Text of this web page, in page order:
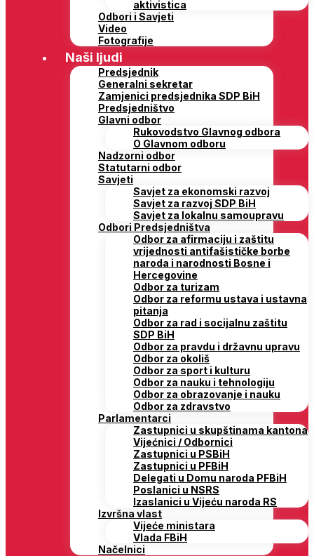
aktivistica
Odbori i Savjeti
Video
Fotografije
Naši ljudi
Predsjednik
Generalni sekretar
Zamjenici predsjednika SDP BiH
Predsjedništvo
Glavni odbor
Rukovodstvo Glavnog odbora
O Glavnom odboru
Nadzorni odbor
Statutarni odbor
Savjeti
Savjet za ekonomski razvoj
Savjet za razvoj SDP BiH
Savjet za lokalnu samoupravu
Odbori Predsjedništva
Odbor za afirmaciju i zaštitu
vrijednosti antifašističke borbe
naroda i narodnosti Bosne i
Hercegovine
Odbor za turizam
Odbor za reformu ustava i ustavna
pitanja
Odbor za rad i socijalnu zaštitu
SDP BiH
Odbor za pravdu i državnu upravu
Odbor za okoliš
Odbor za sport i kulturu
Odbor za nauku i tehnologiju
Odbor za obrazovanje i nauku
Odbor za zdravstvo
Parlamentarci
Zastupnici u skupštinama kantona
Vijećnici / Odbornici
Zastupnici u PSBiH
Zastupnici u PFBiH
Delegati u Domu naroda PFBiH
Poslanici u NSRS
Izaslanici u Vijeću naroda RS
Izvršna vlast
Vijeće ministara
Vlada FBiH
Načelnici